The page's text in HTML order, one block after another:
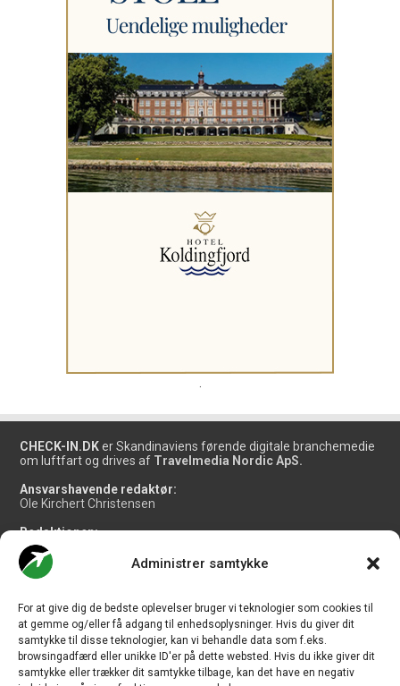
Administrer samtykke
For at give dig de bedste oplevelser bruger vi teknologier som cookies til
at gemme og/eller få adgang til enhedsoplysninger. Hvis du giver dit
samtykke til disse teknologier, kan vi behandle data som f.eks.
browsingadfærd eller unikke ID'er på dette websted. Hvis du ikke giver dit
samtykke eller trækker dit samtykke tilbage, kan det have en negativ
CHECK-IN.DK er Skandinaviens førende digitale branchemedie
om luftfart og drives af Travelmedia Nordic ApS.
Ansvarshavende redaktør:
Ole Kirchert Christensen
Redaktionen:
Christian Granhøj Skouboe
Henrik Baumgarten
Danny Longhi Andreasen
Salg og jobannoncer:
salg@travelmedianordic.com
Vi tager ansvar for indholdet og er tilmeldt